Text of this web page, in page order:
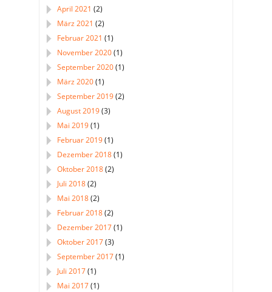
April 2021 (2)
März 2021 (2)
Februar 2021 (1)
November 2020(1)
September 2020(1)
März 2020(1)
September 2019(2)
August 2019(3)
Mai 2019(1)
Februar 2019(1)
Dezember 2018(1)
Oktober 2018(2)
Juli 2018(2)
Mai 2018(2)
Februar 2018(2)
Dezember 2017(1)
Oktober 2017(3)
September 2017(1)
Juli 2017(1)
Mai 2017(1)